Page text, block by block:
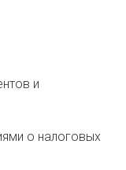
и
о налоговых